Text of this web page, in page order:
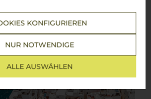
KONFIGURIEREN
NUR NOTWENDIGE
ALLE AUSWÄHLEN